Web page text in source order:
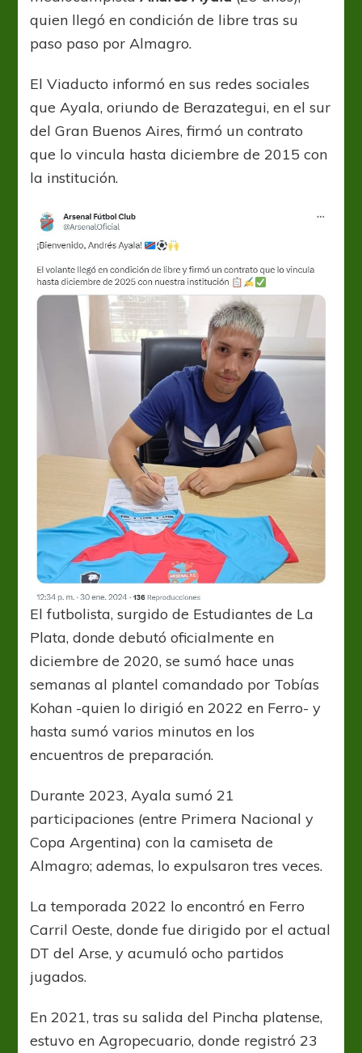
quien llegó en condición de libre tras su
paso paso por Almagro.
El Viaducto informó en sus redes sociales
que Ayala, oriundo de Berazategui, en el sur
del Gran Buenos Aires, firmó un contrato
que lo vincula hasta diciembre de 2015 con
la institución.
El futbolista, surgido de Estudiantes de La
Plata, donde debutó oficialmente en
diciembre de 2020, se sumó hace unas
semanas al plantel comandado por Tobías
Kohan -quien lo dirigió en 2022 en Ferro- y
hasta sumó varios minutos en los
encuentros de preparación.
Durante 2023, Ayala sumó 21
participaciones (entre Primera Nacional y
Copa Argentina) con la camiseta de
Almagro; ademas, lo expulsaron tres veces.
La temporada 2022 lo encontró en Ferro
Carril Oeste, donde fue dirigido por el actual
DT del Arse, y acumuló ocho partidos
jugados.
En 2021, tras su salida del Pincha platense,
estuvo en Agropecuario, donde registró 23